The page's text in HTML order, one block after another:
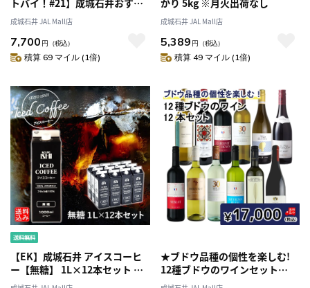
め！人気ワイン 赤・白・スパー
クリング5本セット 飲み比べ 詰
め合わせ デイリー
成城石井 JAL Mall店
7,700 円 （税込）
積算 69 マイル (1倍)
成城石井 JAL Mall店
5,389 円 （税込）
積算 49 マイル (1倍)
【EK】成城石井 アイスコーヒ
ー【無糖】 1L×12本セット ギ
フト お取り寄せ 紙パック 業務
★ブドウ品種の個性を楽しむ!
12種ブドウのワインセット
750ml×12本 【DB】